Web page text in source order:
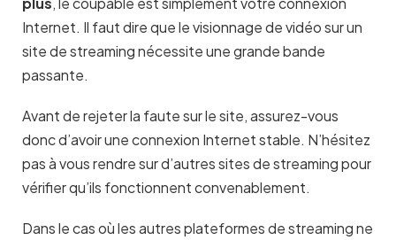
Internet. Il faut dire que le visionnage de vidéo sur un
site de streaming nécessite une grande bande
passante.
Avant de rejeter la faute sur le site, assurez-vous
donc d’avoir une connexion Internet stable. N’hésitez
pas à vous rendre sur d’autres sites de streaming pour
vérifier qu’ils fonctionnent convenablement.
Dans le cas où les autres plateformes de streaming ne